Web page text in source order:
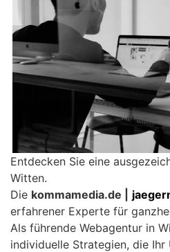
Entdecken Sie eine
Witten.
Die kommamedia.de |
erfahrener Experte für
Als führende Webagentur in
individuelle Strategien, die